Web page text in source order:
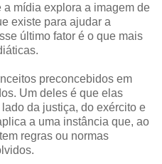
mídia explora a imagem de
existe para ajudar a
último fator é o que mais
preconcebidos em
Um deles é que elas
da justiça, do exército e
a uma instância que, ao
regras ou normas